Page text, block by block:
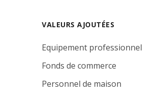
VALEURS AJOUTÉES
Equipement professionnel
Fonds de commerce
Personnel de maison